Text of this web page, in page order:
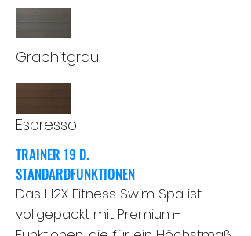
Graphitgrau
Espresso
TRAINER 19 D.
STANDARDFUNKTIONEN
Das H2X Fitness Swim Spa ist
vollgepackt mit Premium-